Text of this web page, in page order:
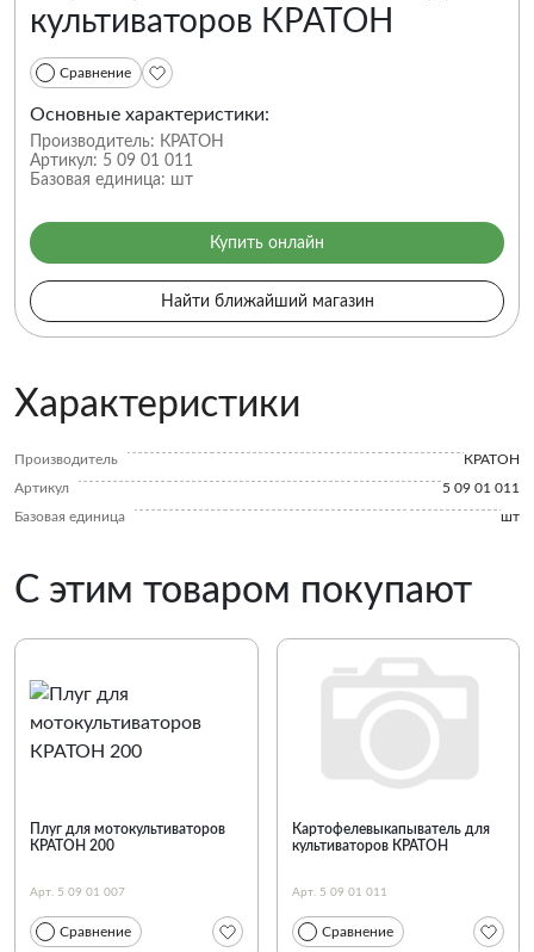
культиваторов КРАТОН
Сравнение
Основные характеристики:
Производитель: КРАТОН
Артикул: 5 09 01 011
Базовая единица: шт
Купить онлайн
Найти ближайший магазин
Характеристики
Производитель
КРАТОН
Артикул
5 09 01 011
Базовая единица
шт
С этим товаром покупают
Плуг для мотокультиваторов
КРАТОН 200
Арт. 5 09 01 007
Сравнение
Картофелевыкапыватель для
культиваторов КРАТОН
Арт. 5 09 01 011
Сравнение